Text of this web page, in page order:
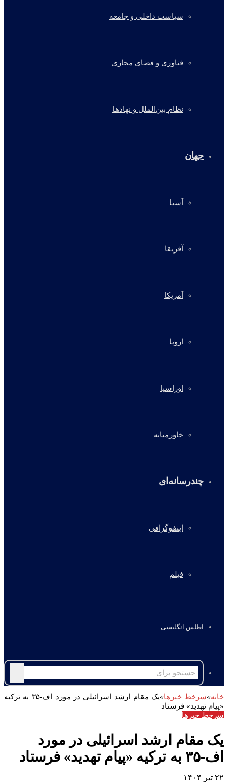
سیاست داخلی و جامعه
فناوری و فضای مجازی
نظام بین‌الملل و نهادها
جهان
آسیا
آفریقا
آمریکا
اروپا
اوراسیا
خاورمیانه
چندرسانه‌ای
اینفوگرافی
فیلم
اطلس انگلیسی
برای
خانه»سرخط خبرها»
یک مقام ارشد اسرائیلی در مورد اف-۳۵ به ترکیه
«پیام تهدید» فرستاد
سرخط خبرها
یک مقام ارشد اسرائیلی در مورد
اف-۳۵ به ترکیه «پیام تهدید» فرستاد
۲۲ تیر ۱۴۰۴